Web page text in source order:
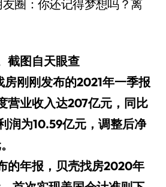
截图自天眼查
刚刚发布的2021年一季报
营业收入达207亿元，同比
润为10.59亿元，调整后净
的年报，贝壳找房2020年